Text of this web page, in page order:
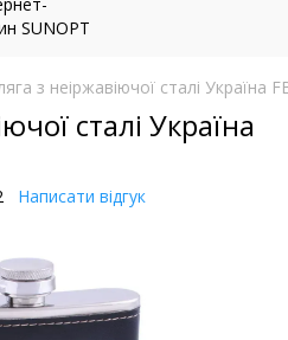
з неіржавіючої сталі Україна
сталі Україна
Написати відгук